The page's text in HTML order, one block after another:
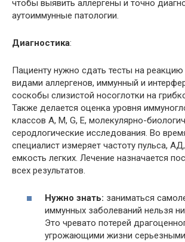
чтобы выявить аллергены и точно
аутоиммунные патологии.
Диагностика:
Пациенту нужно сдать тесты на
видами аллергенов, иммунный и
соскобы слизистой носоглотки на
Также делается оценка уровня
классов A, M, G, E, молекулярно-
серодлогические исследования. Во
специалист измеряет частоту пульса,
емкость легких. Лечение назначается
всех результатов.
Нужно знать: заниматься
иммунных заболеваний нельзя
Это чревато потерей
угрожающими жизни